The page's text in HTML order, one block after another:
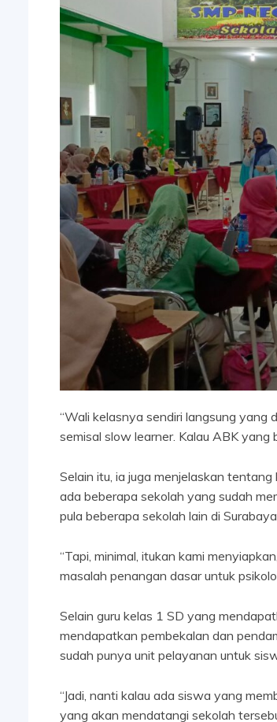
“Wali kelasnya sendiri langsung yang
semisal slow learner. Kalau ABK yang
Selain itu, ia juga menjelaskan
ada beberapa sekolah yang sudah
pula beberapa sekolah lain di
“Tapi, minimal, itukan kami
masalah penangan dasar untuk
Selain guru kelas 1 SD yang
mendapatkan pembekalan dan
sudah punya unit pelayanan untuk
“Jadi, nanti kalau ada siswa yang
yang akan mendatangi sekolah